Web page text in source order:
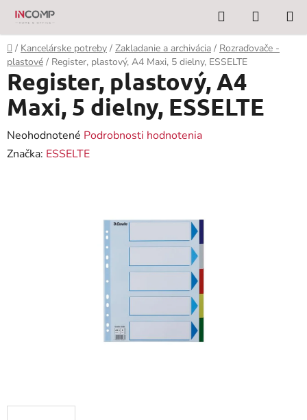
Prejsť
obsah
Hľadať
KOŠÍK
Domov
/ Kancelárske potreby / Zakladanie a archivácia / Rozraďovače -
plastové / Register, plastový, A4 Maxi, 5 dielny, ESSELTE
Register, plastový, A4
Maxi, 5 dielny, ESSELTE
Priemerné
hodnotenie
Neohodnotené Podrobnosti hodnotenia
Značka: ESSELTE